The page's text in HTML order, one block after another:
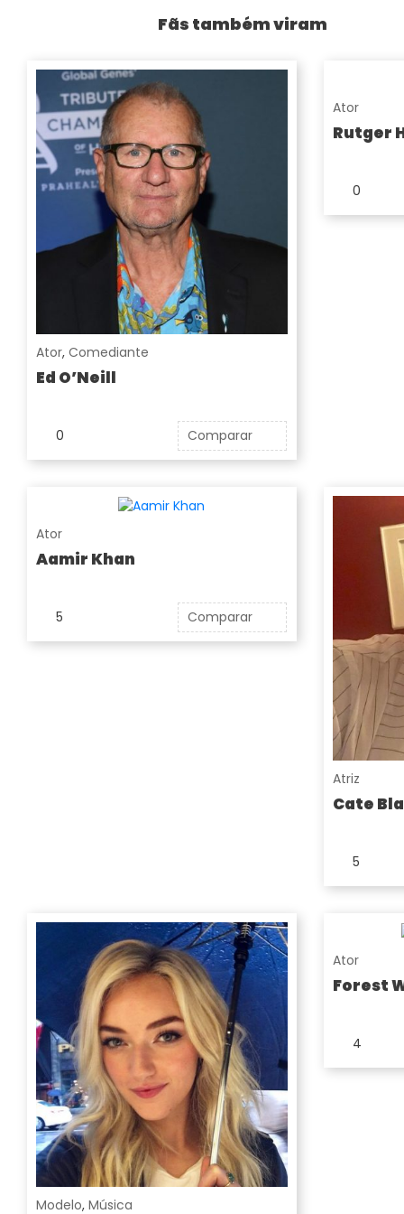
Fãs também viram
Ator, Comediante
Ed O’Neill
0 Comparar
Ator
Rutger
0
Ator
Aamir Khan
5 Comparar
Atriz
Cate
5
Modelo, Música
Ator
Forest
4